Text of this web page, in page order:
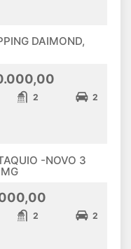
DAIMOND,
2 2
-NOVO 3
2 2